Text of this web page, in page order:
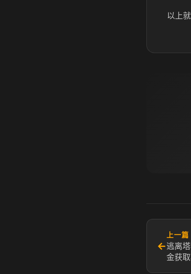
以上
←
上一篇
逃离
金获